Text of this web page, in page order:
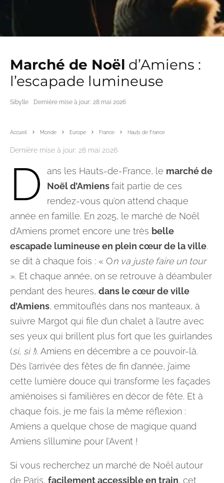
Marché de Noël d’Amiens :
l’escapade lumineuse
Sibylle Dernière mise à jour: 28 mai 2026
Accueil Monde Europe France Hauts de France
Dernière mise à jour: 28 mai 2026
D ans les Hauts-de-France, le marché de
Noël d’Amiensfait partie de ces
rendez-vous qu’on attend chaque
année en famille. En 2025, le marché de Noël
d’Amiens promet encore une très belle
escapade lumineuse en plein cœur de la ville.
se dit à chaque fois : « On va juste faire un tour
». Et chaque année, on se retrouve à déambuler
pendant des heures, dans le cœur de ville
d’Amiens, emmitouflés dans nos manteaux, à
suivre Margot qui file d’un chalet à l’autre avec
ses yeux qui brillent plus fort que les guirlandes
(si, si !). Amiens en décembre a ce pouvoir-là.
Dès l’arrivée des fêtes de fin d’année, j’aime
cette lumière douce qui transforme les façades
amiénoises si familières en décor de fête. Et à
chaque fois, je me fais la même réflexion :
Amiens a quelque chose de magique quand
Amiens s’illumine pour l’Avent !
Si vous recherchez un marché de Noël autour
de Paris, facilement accessible en train, cet